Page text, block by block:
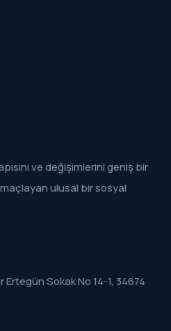
ve değişimlerini geniş bir
ulusal bir sosyal
Sokak No 14-1, 34674